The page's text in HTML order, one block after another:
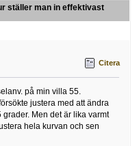
ställer man in effektivast
Citera
på min villa 55.
justera med att ändra
Men det är lika varmt
hela kurvan och sen